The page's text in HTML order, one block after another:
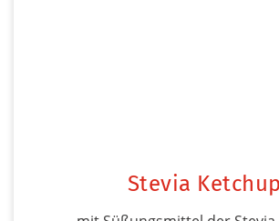
Stevia Ketchup